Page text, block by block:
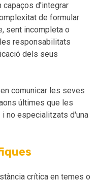
capaços d'integrar
de formular
sent incompleta o
responsabilitats
dels seus
comunicar les seves
últimes que les
no especialitzats d'una
crítica en temes o